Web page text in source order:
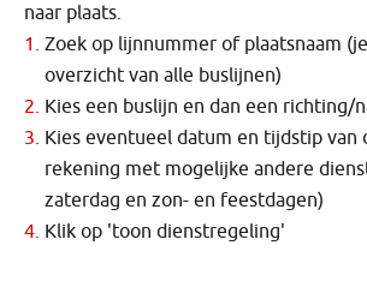
naar plaats.
Zoek op lijnnummer of plaatsnaam
overzicht van alle buslijnen)
Kies een buslijn en dan een richting/
Kies eventueel datum en tijdstip van
rekening met mogelijke andere
zaterdag en zon- en feestdagen)
Klik op 'toon dienstregeling'